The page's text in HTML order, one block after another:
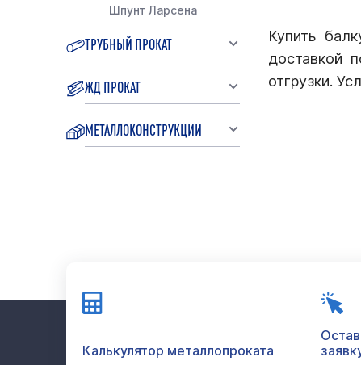
Шпунт Ларсена
ТРУБНЫЙ ПРОКАТ
ЖД ПРОКАТ
МЕТАЛЛОКОНСТРУКЦИИ
Купить
доставкой
отгрузки.
Калькулятор металлопроката